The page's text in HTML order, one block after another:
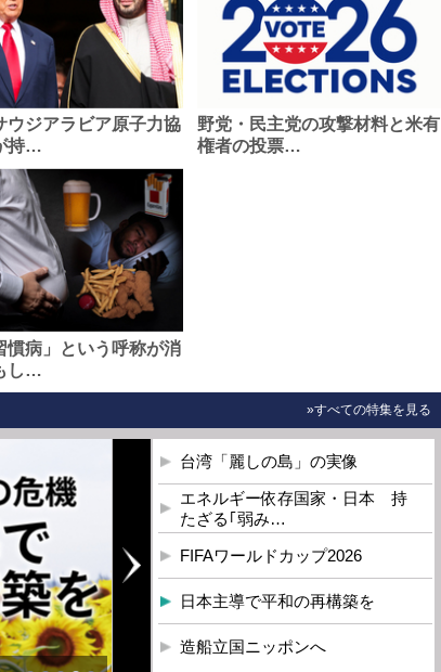
ウジアラビア原子力協
持…
野党・民主党の攻撃材料と米有
権者の投票…
慣病」という呼称が消
し…
»すべての特集を見る
台湾「麗しの島」の実像
エネルギー依存国家・日本 持
たざる｢弱み…
FIFAワールドカップ2026
日本主導で平和の再構築を
造船立国ニッポンへ